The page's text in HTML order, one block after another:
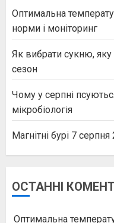
Оптимальна
норми і моніторинг
Як вибрати сукню, яку
сезон
Чому у серпні
мікробіологія
Магнітні бурі 7
ОСТАННІ
Оптимальна